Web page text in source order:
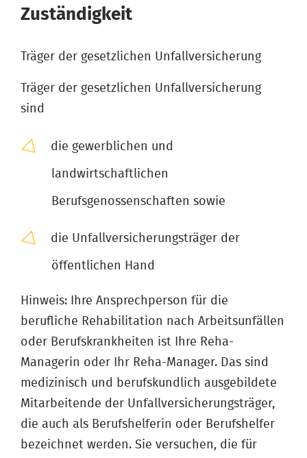
Zuständigkeit
Träger der gesetzlichen Unfallversicherung
Träger der gesetzlichen Unfallversicherung
sind
die gewerblichen und
landwirtschaftlichen
Berufsgenossenschaften sowie
die Unfallversicherungsträger der
öffentlichen Hand
Hinweis: Ihre Ansprechperson für die
berufliche Rehabilitation nach Arbeitsunfällen
oder Berufskrankheiten ist Ihre Reha-
Managerin oder Ihr Reha-Manager. Das sind
medizinisch und berufskundlich ausgebildete
Mitarbeitende der Unfallversicherungsträger,
die auch als Berufshelferin oder Berufshelfer
bezeichnet werden. Sie versuchen, die für